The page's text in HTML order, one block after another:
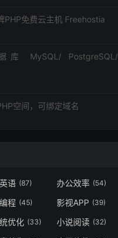
PHP免费云主机 Freehostia
空间，可绑定域名
语 (87) 办公效率 (54)
程 (45) 影视APP (39)
优化 (33) 小说阅读 (32)